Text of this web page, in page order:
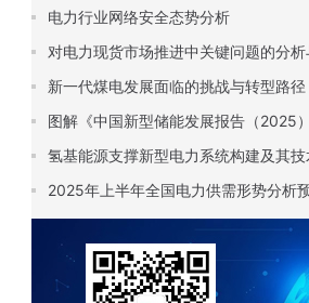
电力行业网络安全态势分析
对电力现货市场推进中关键问题的分
新一代煤电发展面临的挑战与转型路径
图解《中国新型储能发展报告（2025）
氢基能源支撑新型电力系统构建及其
2025年上半年全国电力供需形势分析